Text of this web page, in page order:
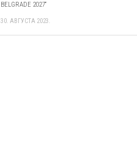
BELGRADE 2027“
30. АВГУСТА 2023.